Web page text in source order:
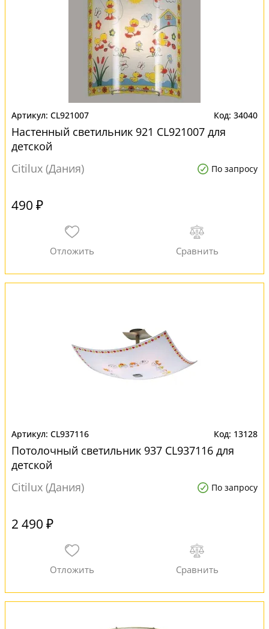
CL921007 34040
Настенный светильник 921 CL921007 для
детской
Citilux (Дания)
По запросу
490 ₽
CL937116 13128
Потолочный светильник 937 CL937116 для
детской
Citilux (Дания)
По запросу
2 490 ₽